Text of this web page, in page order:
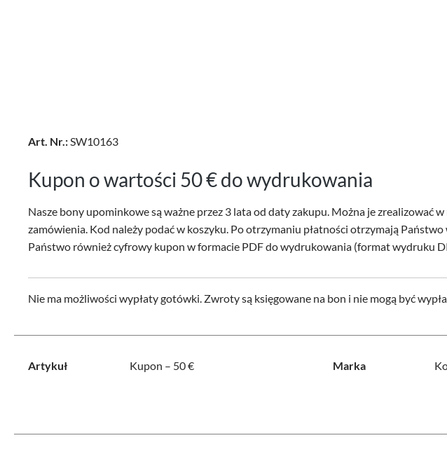
Art. Nr.:SW10163
Kupon o wartości 50 € do wydrukowania
Nasze bony upominkowe są ważne przez 3 lata od daty zakupu. Można je
zamówienia. Kod należy podać w koszyku. Po otrzymaniu płatności otrzymają
Państwo również cyfrowy kupon w formacie PDF do wydrukowania (format wydruku
Nie ma możliwości wypłaty gotówki. Zwroty są księgowane na bon i nie mogą być
Artykuł Kupon – 50 € Marka